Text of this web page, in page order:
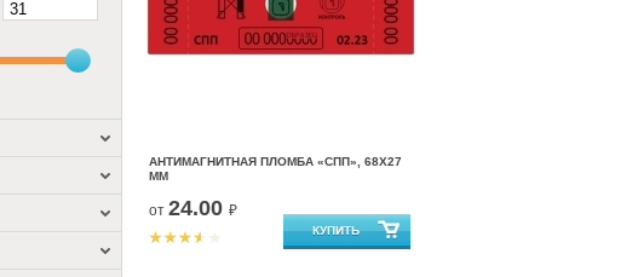
АНТИМАГНИТНАЯ ПЛОМБА «СПП», 68Х27
ММ
от 24.00 ₽